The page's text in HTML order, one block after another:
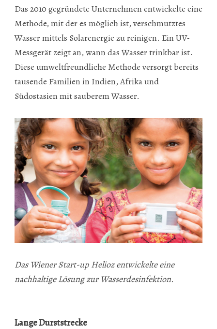
Das 2010 gegründete Unternehmen entwickelte eine
Methode, mit der es möglich ist, verschmutztes
Wasser mittels Solarenergie zu reinigen. Ein UV-
Messgerät zeigt an, wann das Wasser trinkbar ist.
Diese umweltfreundliche Methode versorgt bereits
tausende Familien in Indien, Afrika und
Südostasien mit sauberem Wasser.
Das Wiener Start-up Helioz entwickelte eine
nachhaltige Lösung zur Wasserdesinfektion.
Lange Durststrecke